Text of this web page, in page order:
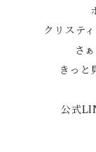
クリステ
さ
きっと
公式